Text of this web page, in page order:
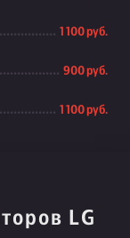
1 100 руб.
900 руб.
1 100 руб.
LG